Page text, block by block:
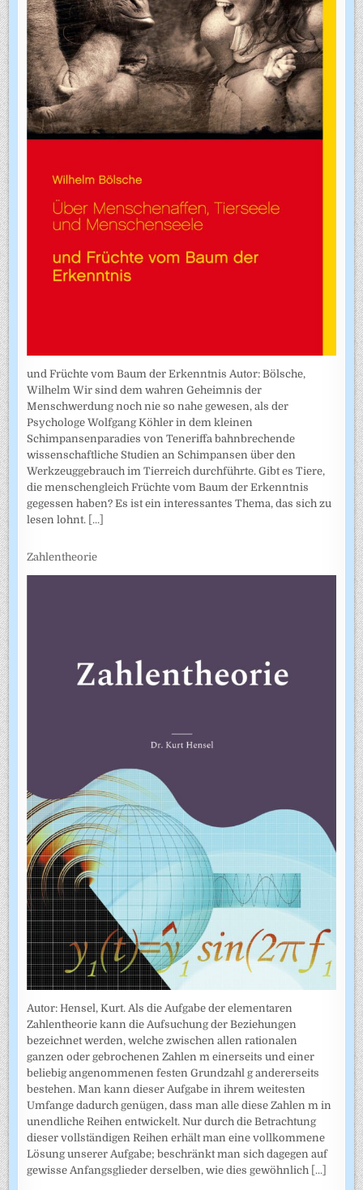
und Früchte vom Baum der Erkenntnis Autor: Bölsche,
Wilhelm Wir sind dem wahren Geheimnis der
Menschwerdung noch nie so nahe gewesen, als der
Psychologe Wolfgang Köhler in dem kleinen
Schimpansenparadies von Teneriffa bahnbrechende
wissenschaftliche Studien an Schimpansen über den
Werkzeuggebrauch im Tierreich durchführte. Gibt es Tiere,
die menschengleich Früchte vom Baum der Erkenntnis
gegessen haben? Es ist ein interessantes Thema, das sich zu
lesen lohnt. [...]
Zahlentheorie
Autor: Hensel, Kurt. Als die Aufgabe der elementaren
Zahlentheorie kann die Aufsuchung der Beziehungen
bezeichnet werden, welche zwischen allen rationalen
ganzen oder gebrochenen Zahlen m einerseits und einer
beliebig angenommenen festen Grundzahl g andererseits
bestehen. Man kann dieser Aufgabe in ihrem weitesten
Umfange dadurch genügen, dass man alle diese Zahlen m in
unendliche Reihen entwickelt. Nur durch die Betrachtung
dieser vollständigen Reihen erhält man eine vollkommene
Lösung unserer Aufgabe; beschränkt man sich dagegen auf
gewisse Anfangsglieder derselben, wie dies gewöhnlich [...]